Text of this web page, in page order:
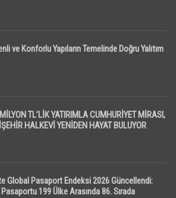
ve Konforlu Yapıların Temelinde Doğru Yalıtım
TL’LİK YATIRIMLA CUMHURİYET MİRASI,
HALKEVİ YENİDEN HAYAT BULUYOR
Global Pasaport Endeksi 2026 Güncellendi:
199 Ülke Arasında 86. Sırada